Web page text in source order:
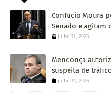
Confúcio Moura
Senado e agitam
julho 31, 2026
Mendonça
suspeita de
julho 31, 2026